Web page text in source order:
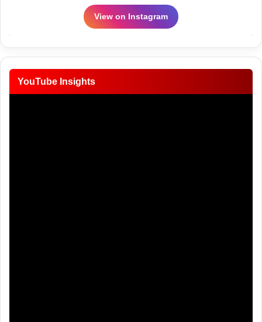
View on Instagram
YouTube Insights